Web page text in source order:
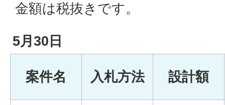
金額は税抜きです。
5月30日
案件名 入札方法 設計額